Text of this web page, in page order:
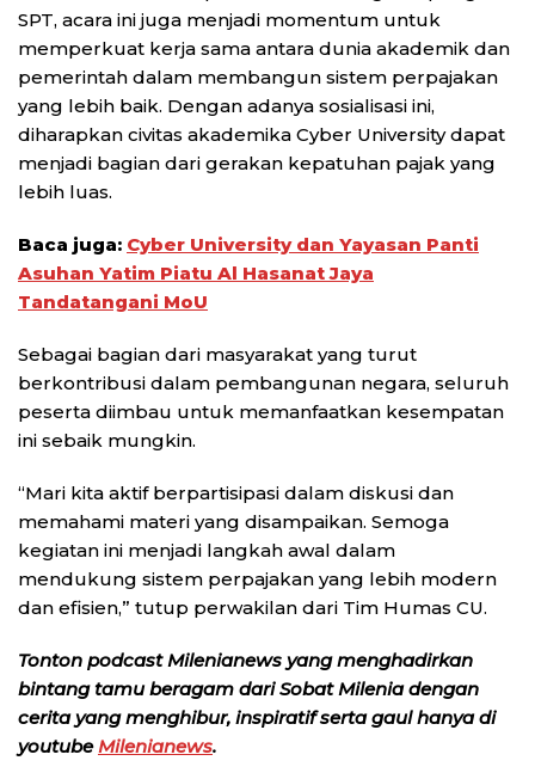
SPT, acara ini juga menjadi momentum untuk
memperkuat kerja sama antara dunia akademik dan
pemerintah dalam membangun sistem perpajakan
yang lebih baik. Dengan adanya sosialisasi ini,
diharapkan civitas akademika Cyber University dapat
menjadi bagian dari gerakan kepatuhan pajak yang
lebih luas.
Baca juga: Cyber University dan Yayasan Panti
Asuhan Yatim Piatu Al Hasanat Jaya
Tandatangani MoU
Sebagai bagian dari masyarakat yang turut
berkontribusi dalam pembangunan negara, seluruh
peserta diimbau untuk memanfaatkan kesempatan
ini sebaik mungkin.
“Mari kita aktif berpartisipasi dalam diskusi dan
memahami materi yang disampaikan. Semoga
kegiatan ini menjadi langkah awal dalam
mendukung sistem perpajakan yang lebih modern
dan efisien,” tutup perwakilan dari Tim Humas CU.
Tonton podcast Milenianews yang menghadirkan
bintang tamu beragam dari Sobat Milenia dengan
cerita yang menghibur, inspiratif serta gaul hanya di
youtubeMilenianews.